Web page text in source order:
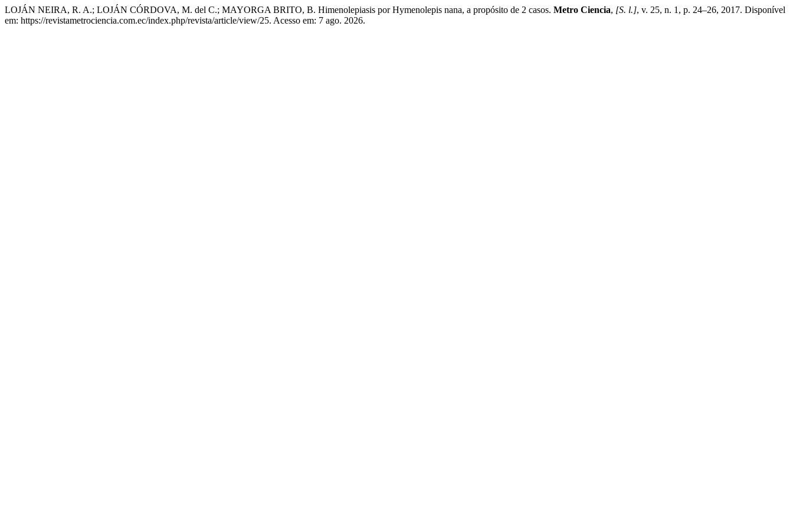
LOJÁN NEIRA, R. A.; LOJÁN CÓRDOVA, M. del C.; MAYORGA BRITO, B. Himenolepiasis por Hymenolepis nana, a propósito de 2 casos. Metro Ciencia, [S. l.], v. 25, n. 1, p. 24–26, 2017. Disponível
em: https://revistametrociencia.com.ec/index.php/revista/article/view/25. Acesso em: 7 ago. 2026.